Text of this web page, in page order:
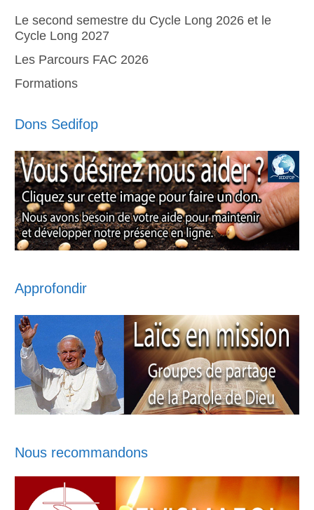
Le second semestre du Cycle Long 2026 et le
Cycle Long 2027
Les Parcours FAC 2026
Formations
Dons Sedifop
Approfondir
Nous recommandons